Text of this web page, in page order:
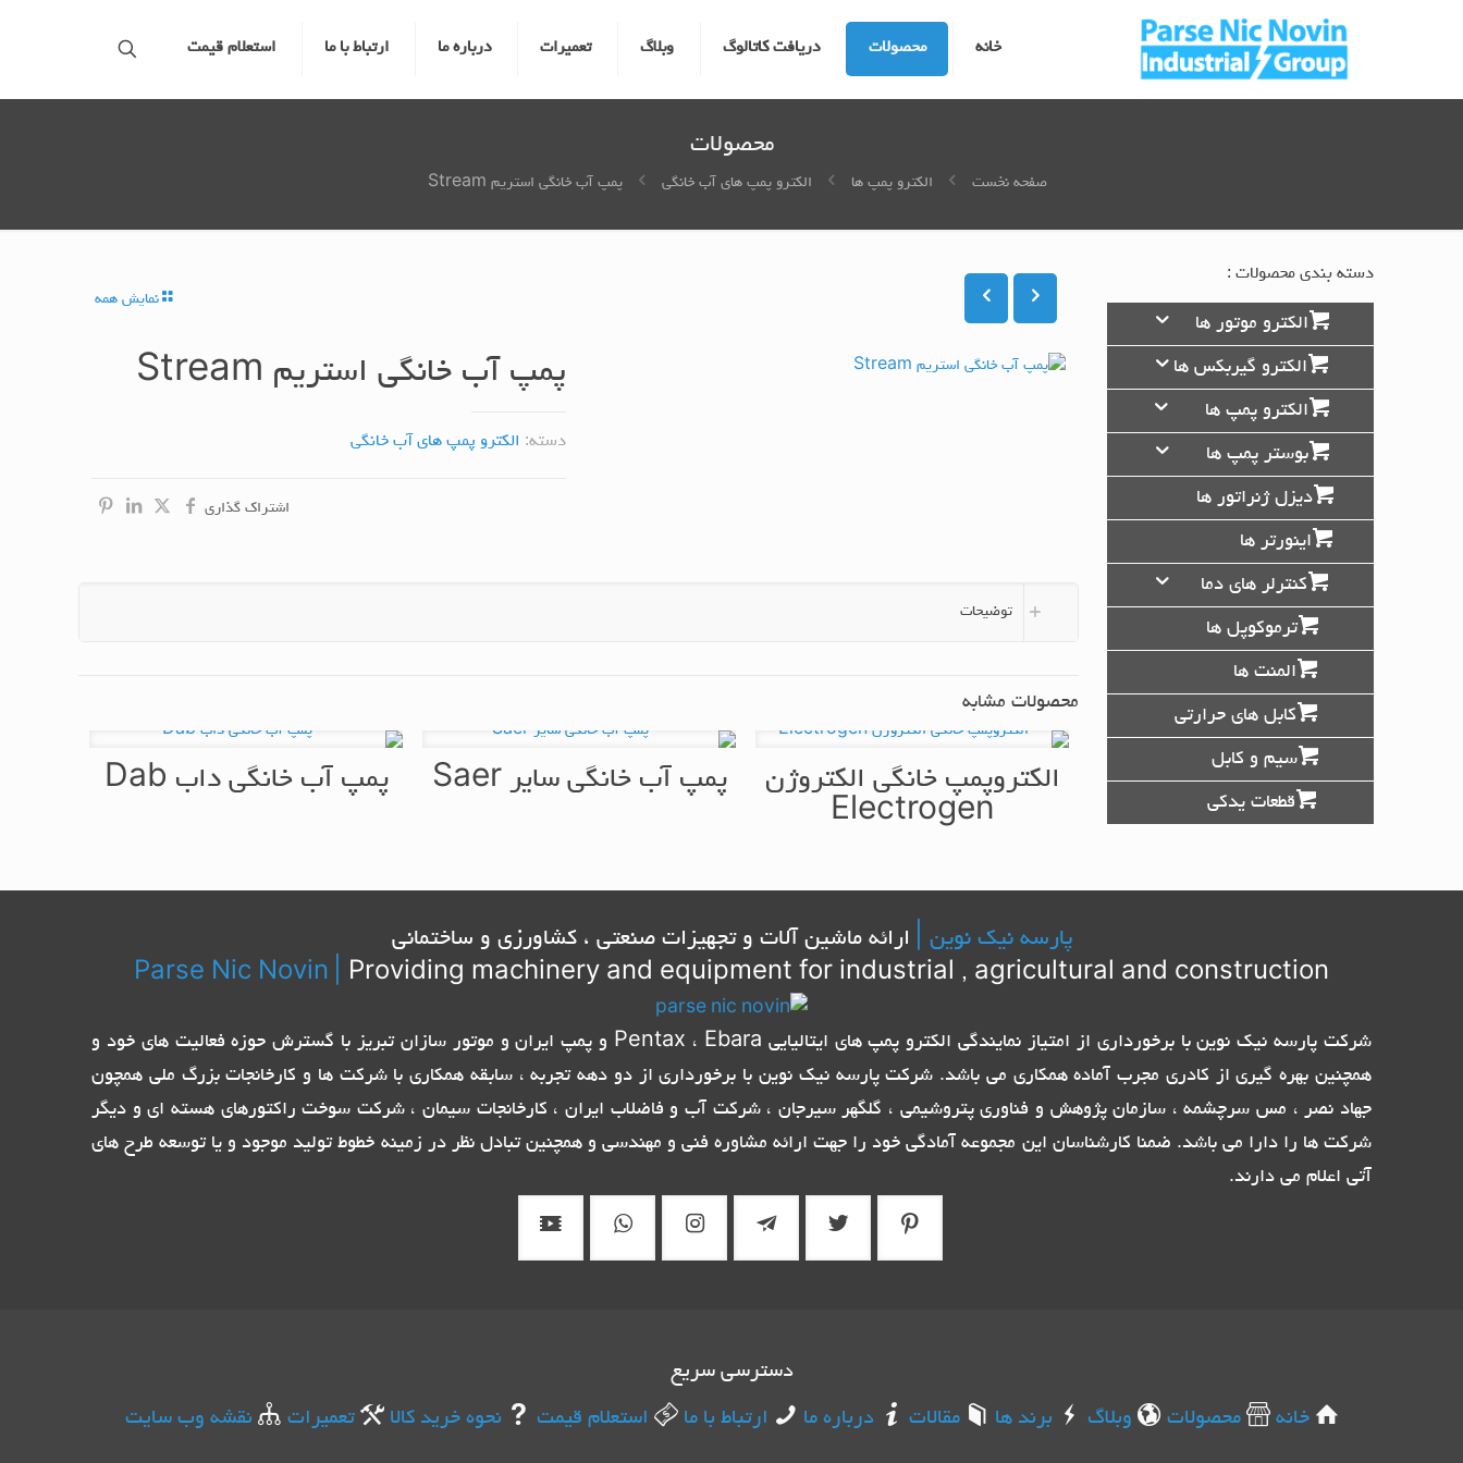
خانه محصولات دریافت کاتالوگ وبلاگ تعمیرات درباره ما ارتباط با ما استعلام قیمت
محصولات
صفحه نخست الکترو پمپ ها الکترو پمپ های آب خانگی پمپ آب خانگی استریم Stream
نمایش همه
پمپ آب خانگی استریم Stream
دسته: الکترو پمپ های آب خانگی
اشتراک گذاری
توضیحات
محصولات مشابه
الکتروپمپ خانگی الکتروژن
Electrogen
پمپ آب خانگی سایر Saer پمپ آب خانگی داب Dab
دسته بندی محصولات :
الکترو موتور ها
الکترو گیربکس ها
الکترو پمپ ها
بوستر پمپ ها
دیزل ژنراتور ها
اینورتر ها
کنترلر های دما
ترموکوپل ها
المنت ها
کابل های حرارتی
سیم و کابل
قطعات یدکی
پارسه نیک نوین |
ارائه ماشین آلات و تجهیزات صنعتی ، کشاورزی و ساختمانی
Parse Nic Novin
Providing machinery and equipment for industrial , agricultural and construction
شرکت پارسه نیک نوین با برخورداری از امتیاز نمایندگی الکترو پمپ های ایتالیایی Pentax ، Ebara و پمپ ایران و موتور سازان تبریز با گسترش حوزه فعالیت های خود و
همچنین بهره گیری از کادری مجرب آماده همکاری می باشد. شرکت پارسه نیک نوین با برخورداری از دو دهه تجربه ، سابقه همکاری با شرکت ها و کارخانجات بزرگ ملی همچون
جهاد نصر ، مس سرچشمه ، سازمان پژوهش و فناوری پتروشیمی ، گلگهر سیرجان ، شرکت آب و فاضلاب ایران ، کارخانجات سیمان ، شرکت سوخت راکتورهای هسته ای و دیگر
شرکت ها را دارا می باشد. ضمنا کارشناسان این مجموعه آمادگی خود را جهت ارائه مشاوره فنی و مهندسی و همچنین تبادل نظر در زمینه خطوط تولید موجود و یا توسعه طرح های
آتی اعلام می دارند.
دسترسی سریع
خانه
محصولات وبلاگ برند ها مقالات درباره ما ارتباط با ما استعلام قیمت نحوه خرید کالا تعمیرات نقشه وب سایت